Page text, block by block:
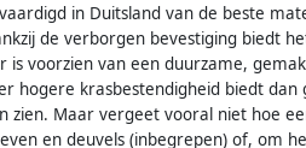
in Duitsland van de beste
de verborgen bevestiging biedt
voorzien van een duurzame,
hogere krasbestendigheid biedt dan
zien. Maar vergeet vooral niet hoe
en deuvels (inbegrepen) of, om